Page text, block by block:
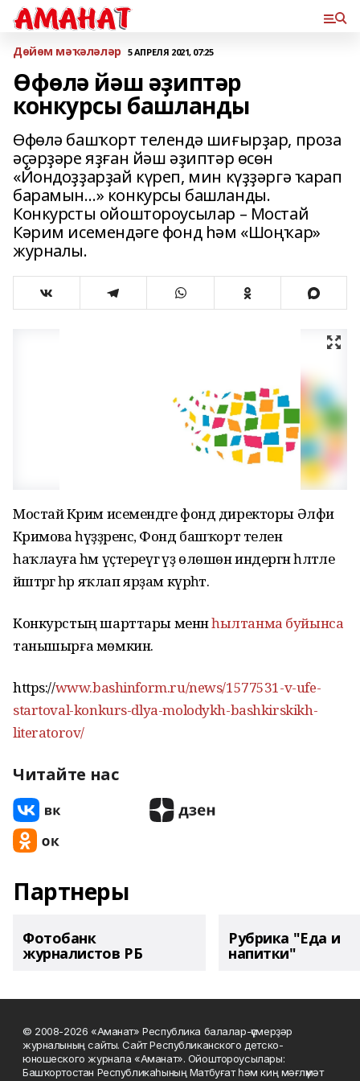
Дөйөм мәҡәләләр 5 АПРЕЛЯ 2021, 07:25
Өфөлә йәш әҙиптәр
конкурсы башланды
Өфөлә башҡорт телендә шиғырҙар, проза
әҫәрҙәре яҙған йәш әҙиптәр өсөн
«Йондоҙҙарҙай күреп, мин күҙҙәргә ҡарап
барамын…» конкурсы башланды.
Конкурсты ойоштороусылар – Мостай
Кәрим исемендәге фонд һәм «Шоңҡар»
журналы.
Мостай Кәрим исемендәге фонд директоры Әлфиә
Кәримова һүҙҙәренсә, Фонд башҡорт телен
һаҡлауға һәм үҫтереүгә үҙ өлөшөн индергән һәләтле
йәштәргә һәр яҡлап ярҙам күрһәтә.
Конкурстың шарттары менәнһылтанма буйынса
танышырға мөмкин.
https://www.bashinform.ru/news/1577531-v-ufe-
startoval-konkurs-dlya-molodykh-bashkirskikh-
literatorov/
Читайте нас
Партнеры
Фотобанк
журналистов РБ
Рубрика "Еда и
напитки"
© 2008-2026 «Аманат» Республика балалар-үҫмерҙәр
журналының сайты. Сайт Республиканского детско-
юношеского журнала «Аманат». Ойоштороусылары:
Башҡортостан Республикаһының Матбуғат һәм киң мәғлүмәт